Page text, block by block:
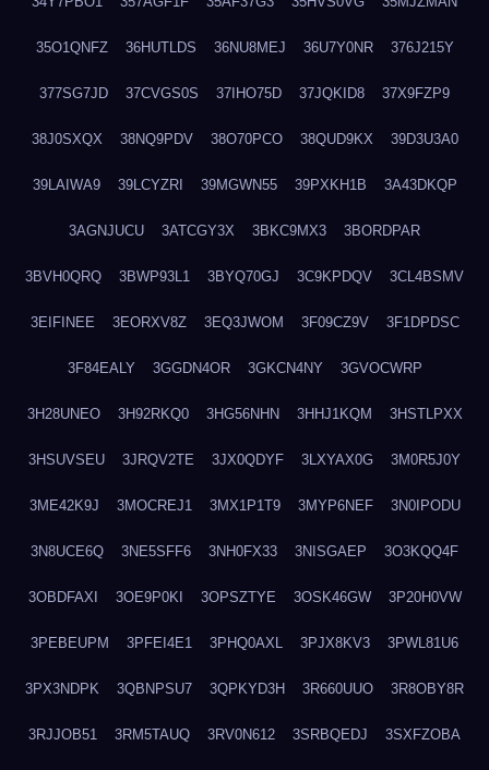
35O1QNFZ 36HUTLDS 36NU8MEJ 36U7Y0NR 376J215Y
377SG7JD 37CVGS0S 37IHO75D 37JQKID8 37X9FZP9
38J0SXQX 38NQ9PDV 38O70PCO 38QUD9KX 39D3U3A0
39LAIWA9 39LCYZRI 39MGWN55 39PXKH1B 3A43DKQP
3AGNJUCU 3ATCGY3X 3BKC9MX3 3BORDPAR
3BVH0QRQ 3BWP93L1 3BYQ70GJ 3C9KPDQV 3CL4BSMV
3EIFINEE 3EORXV8Z 3EQ3JWOM 3F09CZ9V 3F1DPDSC
3F84EALY 3GGDN4OR 3GKCN4NY 3GVOCWRP
3H28UNEO 3H92RKQ0 3HG56NHN 3HHJ1KQM 3HSTLPXX
3HSUVSEU 3JRQV2TE 3JX0QDYF 3LXYAX0G 3M0R5J0Y
3ME42K9J 3MOCREJ1 3MX1P1T9 3MYP6NEF 3N0IPODU
3N8UCE6Q 3NE5SFF6 3NH0FX33 3NISGAEP 3O3KQQ4F
3OBDFAXI 3OE9P0KI 3OPSZTYE 3OSK46GW 3P20H0VW
3PEBEUPM 3PFEI4E1 3PHQ0AXL 3PJX8KV3 3PWL81U6
3PX3NDPK 3QBNPSU7 3QPKYD3H 3R660UUO 3R8OBY8R
3RJJOB51 3RM5TAUQ 3RV0N612 3SRBQEDJ 3SXFZOBA